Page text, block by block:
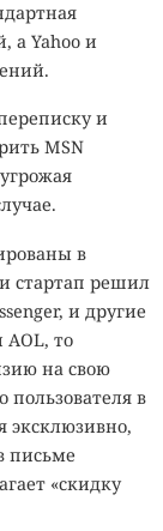
а Yahoo и
и
MSN
в
стартап решил
и другие
AOL, то
на свою
пользователя в
эксклюзивно,
письме
«скидку